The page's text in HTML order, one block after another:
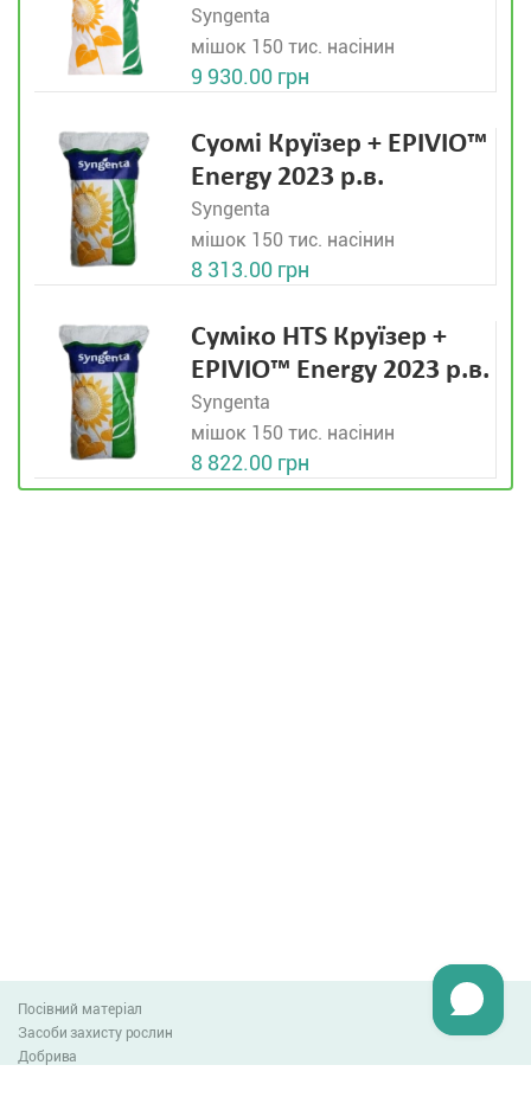
Syngenta
мішок 150 тис. насінин
9 930.00 грн
Суомі Круїзер + EPIVIO™
Energy 2023 р.в.
Syngenta
мішок 150 тис. насінин
8 313.00 грн
Суміко HTS Круїзер +
EPIVIO™ Energy 2023 р.в.
Syngenta
мішок 150 тис. насінин
8 822.00 грн
Посівний матеріал
Засоби захисту рослин
Добрива